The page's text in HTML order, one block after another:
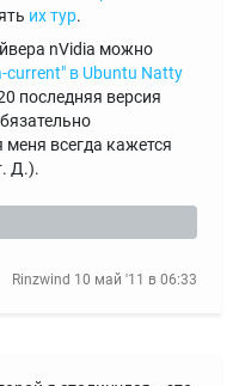
их тур.
nVidia можно
current" в Ubuntu Natty
последняя версия
меня всегда кажется
Д.).
Rinzwind 10 май '11 в 06:33